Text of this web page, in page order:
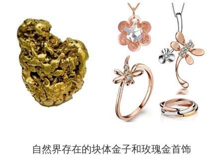
自然界存在的块体金子和玫瑰金首饰